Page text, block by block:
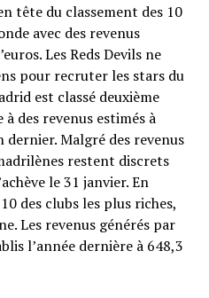
tête du classement des 10
avec des revenus
Les Reds Devils ne
pour recruter les stars du
est classé deuxième
des revenus estimés à
dernier. Malgré des revenus
restent discrets
le 31 janvier. En
des clubs les plus riches,
Les revenus générés par
l’année dernière à 648,3